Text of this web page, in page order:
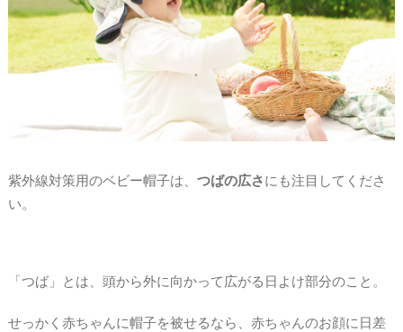
紫外線対策用のベビー帽子は、 つばの広さにも注目してくださ
い。
「つば」とは、頭から外に向かって広がる日よけ部分のこと。
せっかく赤ちゃんに帽子を被せるなら、赤ちゃんのお顔に日差